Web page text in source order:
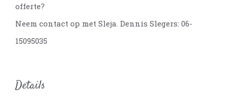
offerte?
Neem contact op met Sleja. Dennis Slegers: 06-
15095035
Details